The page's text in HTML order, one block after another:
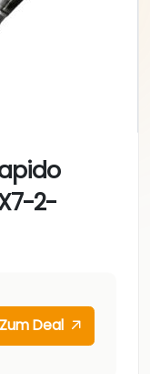
2-
Zum Deal